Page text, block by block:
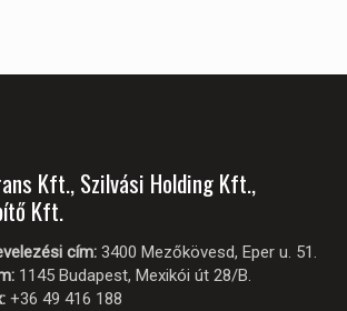
Kft., Szilvási Holding Kft.,
Kft.
cím: 3400 Mezőkövesd, Eper u. 51.
1145 Budapest, Mexikói út 28/B.
+36 49 416 188